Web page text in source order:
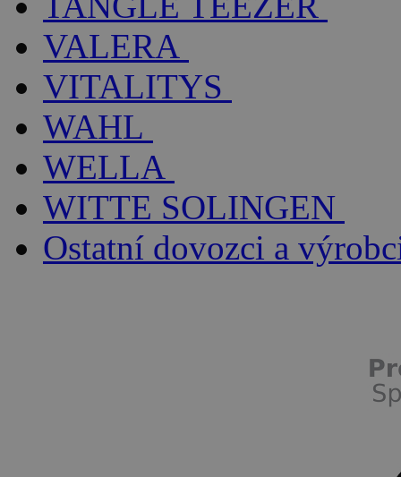
VALERA
VITALITYS
WAHL
WELLA
WITTE SOLINGEN
Ostatní dovozci a